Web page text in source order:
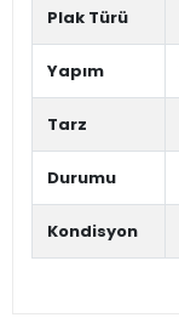
Plak Türü
Yapım
Tarz
Durumu
Kondisyon